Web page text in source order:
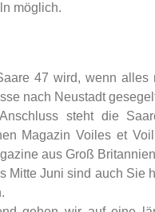
möglich.
47 wird, wenn alles
nach Neustadt
steht die
Magazin Voiles et
aus Groß
Mitte Juni sind auch Sie